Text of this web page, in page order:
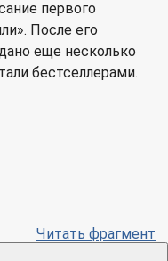
первого
После его
еще несколько
бестселлерами.
Читать фрагмент